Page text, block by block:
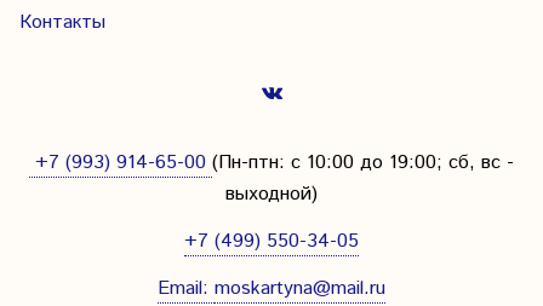
Контакты
+7 (993) 914-65-00 (Пн-птн: с 10:00 до 19:00; сб, вс -
выходной)
+7 (499) 550-34-05
Email: moskartyna@mail.ru